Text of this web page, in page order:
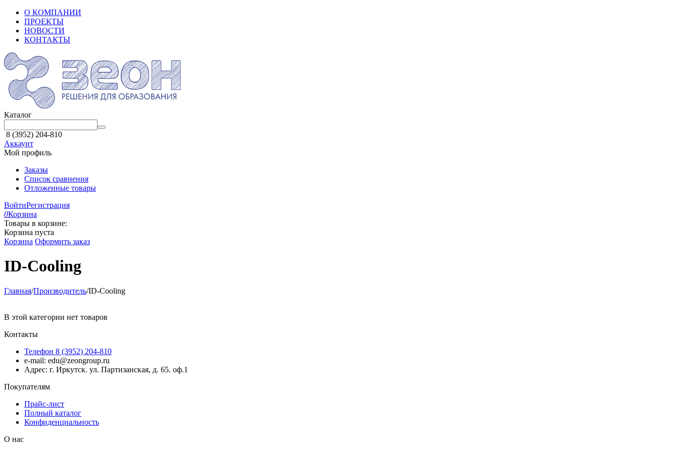
О КОМПАНИИ
ПРОЕКТЫ
НОВОСТИ
КОНТАКТЫ
Каталог
8 (3952) 204-810
Аккаунт
Мой профиль
Заказы
Список сравнения
Отложенные товары
ВойтиРегистрация
0Корзина
Товары в корзине:
Корзина пуста
Корзина Оформить заказ
ID-Cooling
Главная/Производитель/ID-Cooling
В этой категории нет товаров
Контакты
Телефон 8 (3952) 204-810
e-mail: edu@zeongroup.ru
Адрес: г. Иркутск. ул. Партизанская, д. 65. оф.1
Покупателям
Прайс-лист
Полный каталог
Конфиденциальность
О нас